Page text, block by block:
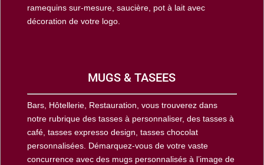
ramequins sur-mesure, saucière, pot à lait avec
décoration de votre logo.
MUGS & TASEES
Bars, Hôtellerie, Restauration, vous trouverez dans
notre rubrique des tasses à personnaliser, des tasses à
café, tasses expresso design, tasses chocolat
personnalisées. Démarquez-vous de votre vaste
concurrence avec des mugs personnalisés à l’image de